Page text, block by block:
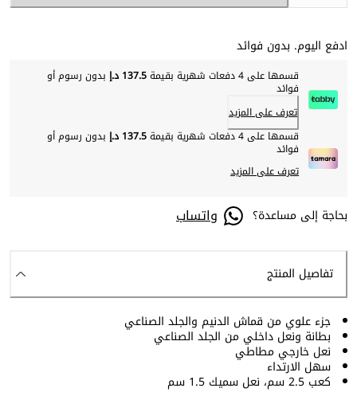
ادفع اليوم. بدون فوائد
قسمها على 4 دفعات شهرية بقيمة 137.5 د.إ بدون رسوم أو
فوائد
تعرف على المزيد
قسمها على 4 دفعات شهرية بقيمة
137.5 د.إ بدون رسوم أو
فوائد
تعرف على المزيد
بحاجة إلى مساعدة؟ واتساب
تفاصيل المنتج
جزء علوي من قماش الدنيم والجلد الصناعي
بطانة ونعل داخلي من الجلد الصناعي
نعل خارجي مطاطي
سهل الارتداء
كعب 2.5 سم، نعل سميك 1.5 سم